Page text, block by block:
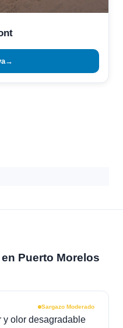
→
Puerto Morelos
Sargazo Moderado
y olor desagradable